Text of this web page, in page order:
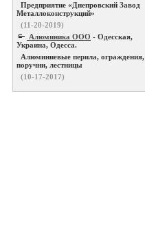
Предприятие «Днепровский Завод
Металлоконструкций»
(11-20-2019)
Алюминика ООО - Одесская,
Украина, Одесса.
Алюминиевые перила, ограждения,
поручни, лестницы
(10-17-2017)